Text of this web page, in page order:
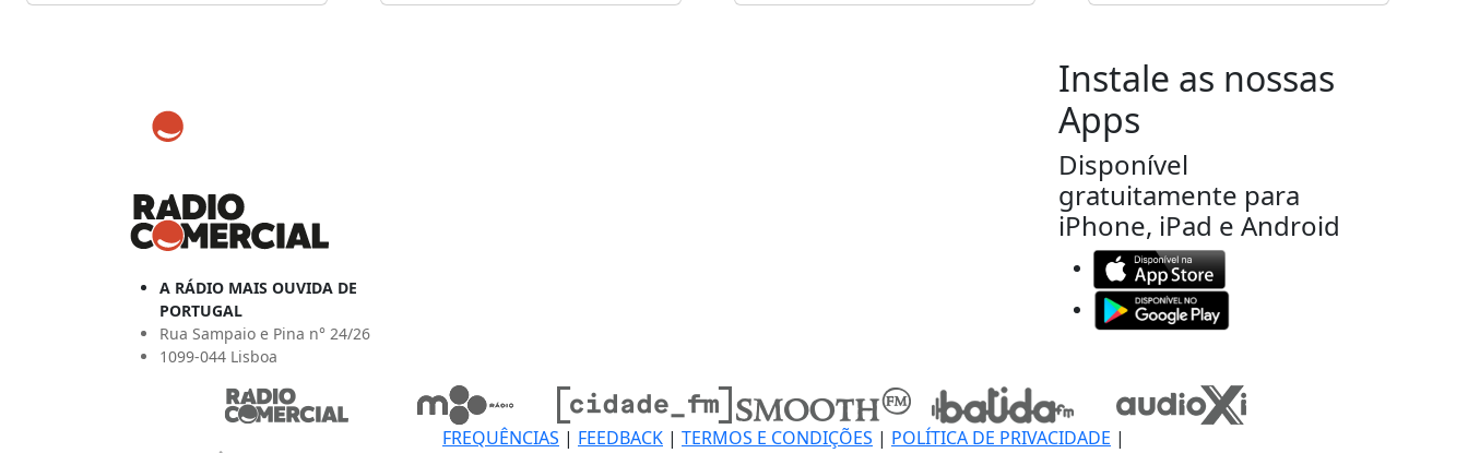
A RÁDIO MAIS OUVIDA DE
PORTUGAL
Rua Sampaio e Pina n° 24/26
1099-044 Lisboa
Instale as nossas
Apps
Disponível
gratuitamente para
iPhone, iPad e Android
FREQUÊNCIAS | FEEDBACK | TERMOS E CONDIÇÕES | POLÍTICA DE PRIVACIDADE |